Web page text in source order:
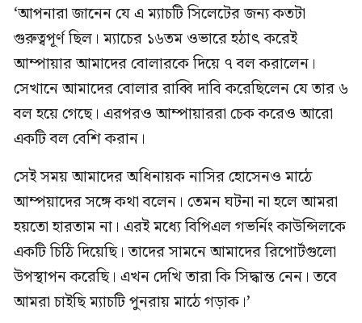
‘আপনারা জানেন যে এ ম্যাচটি সিলেটের জন্য কতটা
গুরুত্বপূর্ণ ছিল। ম্যাচের ১৬তম ওভারে হঠাৎ করেই
আম্পায়ার আমাদের বোলারকে দিয়ে ৭ বল করালেন।
সেখানে আমাদের বোলার রাব্বি দাবি করেছিলেন যে তার ৬
বল হয়ে গেছে। এরপরও আম্পায়াররা চেক করেও আরো
একটি বল বেশি করান।
সেই সময় আমাদের অধিনায়ক নাসির হোসেনও মাঠে
আম্পয়াদের সঙ্গে কথা বলেন। তেমন ঘটনা না হলে আমরা
হয়তো হারতাম না। এরই মধ্যে বিপিএল গভর্নিং কাউন্সিলকে
একটি চিঠি দিয়েছি। তাদের সামনে আমাদের রিপোর্টগুলো
উপস্থাপন করেছি। এখন দেখি তারা কি সিদ্ধান্ত নেন। তবে
আমরা চাইছি ম্যাচটি পুনরায় মাঠে গড়াক।’